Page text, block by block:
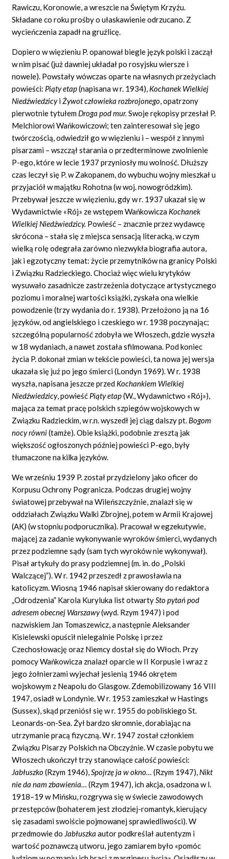
Rawiczu, Koronowie, a wreszcie na Świętym Krzyżu.
Składane co roku prośby o ułaskawienie odrzucano. Z
wycieńczenia zapadł na gruźlicę.
Dopiero w więzieniu P. opanował biegle język polski i zaczął
w nim pisać (już dawniej układał po rosyjsku wiersze i
nowele). Powstały wówczas oparte na własnych przeżyciach
powieści: Piąty etap(napisana w r. 1934), Kochanek Wielkiej
NiedźwiedzicyiŻywot człowieka rozbrojonego, opatrzony
pierwotnie tytułem Droga pod mur.Swoje rękopisy przesłał P.
Melchiorowi Wańkowiczowi; ten zainteresował się jego
twórczością, odwiedził go w więzieniu i – wespół z innymi
pisarzami – wszczął starania o przedterminowe zwolnienie
P-ego, które w lecie 1937 przyniosły mu wolność. Dłuższy
czas leczył się P. w Zakopanem, do wybuchu wojny mieszkał u
przyjaciół w majątku Rohotna (w woj. nowogródzkim).
Przebywał jeszcze w więzieniu, gdy w r. 1937 ukazał się w
Wydawnictwie «Rój» ze wstępem Wańkowicza Kochanek
Wielkiej Niedźwiedzicy. Powieść – znacznie przez wydawcę
skrócona – stała się z miejsca sensacją literacką, w czym
wielką rolę odegrała zarówno niezwykła biografia autora,
jak i egzotyczny temat: życie przemytników na granicy Polski
i Związku Radzieckiego. Chociaż więc wielu krytyków
wysuwało zasadnicze zastrzeżenia dotyczące artystycznego
poziomu i moralnej wartości książki, zyskała ona wielkie
powodzenie (trzy wydania do r. 1938). Przełożono ją na 16
języków, od angielskiego i czeskiego w r. 1938 poczynając;
szczególną popularność zdobyła we Włoszech, gdzie wyszła
w 18 wydaniach, a nawet została sfilmowana. Pod koniec
życia P. dokonał zmian w tekście powieści, ta nowa jej wersja
ukazała się już po jego śmierci (Londyn 1969). W r. 1938
wyszła, napisana jeszcze przed Kochankiem Wielkiej
Niedźwiedzicy, powieść Piąty etap(W., Wydawnictwo «Rój»),
mająca za temat pracę polskich szpiegów wojskowych w
Związku Radzieckim, w r.n. wyszedł jej ciąg dalszy pt. Bogom
nocy równi(tamże). Obie książki, podobnie zresztą jak
większość ogłoszonych później powieści P-ego, były
tłumaczone na kilka języków.
We wrześniu 1939 P. został przydzielony jako oficer do
Korpusu Ochrony Pogranicza. Podczas drugiej wojny
światowej przebywał na Wileńszczyźnie, znalazł się w
oddziałach Związku Walki Zbrojnej, potem w Armii Krajowej
(AK) (w stopniu podporucznika). Pracował w egzekutywie,
mającej za zadanie wykonywanie wyroków śmierci, wydanych
przez podziemne sądy (sam tych wyroków nie wykonywał).
Pisał artykuły do prasy podziemnej (m. in. do „Polski
Walczącej”). W r. 1942 przeszedł z prawosławia na
katolicyzm. Wiosną 1946 napisał skierowany do redaktora
„Odrodzenia” Karola Kuryluka list otwartySto pytań pod
adresem obecnej Warszawy(wyd. Rzym 1947) i pod
nazwiskiem Jan Tomaszewicz, a następnie Aleksander
Kisielewski opuścił nielegalnie Polskę i przez
Czechosłowację oraz Niemcy dostał się do Włoch. Przy
pomocy Wańkowicza znalazł oparcie w II Korpusie i wraz z
jego żołnierzami wyjechał jesienią 1946 okrętem
wojskowym z Neapolu do Glasgow. Zdemobilizowany 16 VIII
1947, osiadł w Londynie. W r. 1953 zamieszkał w Hastings
(Sussex), skąd przeniósł się w r. 1955 do pobliskiego St.
Leonards-on-Sea. Żył bardzo skromnie, dorabiając na
utrzymanie pracą fizyczną. W r. 1947 został członkiem
Związku Pisarzy Polskich na Obczyźnie. W czasie pobytu we
Włoszech ukończył trzy stanowiące całość powieści:
Jabłuszko(Rzym 1946),Spojrzę ja w okno…(Rzym 1947), Nikt
nie da nam zbawienia…(Rzym 1947), ich akcja, osadzona w l.
1918–19 w Mińsku, rozgrywa się w świecie zawodowych
przestępców (bohaterem jest złodziej-romantyk, kierujący
się zasadami swoiście pojmowanej sprawiedliwości). W
przedmowie do Jabłuszkaautor podkreślał autentyzm i
wartość poznawczą utworu, jego zamiarem było «pomóc